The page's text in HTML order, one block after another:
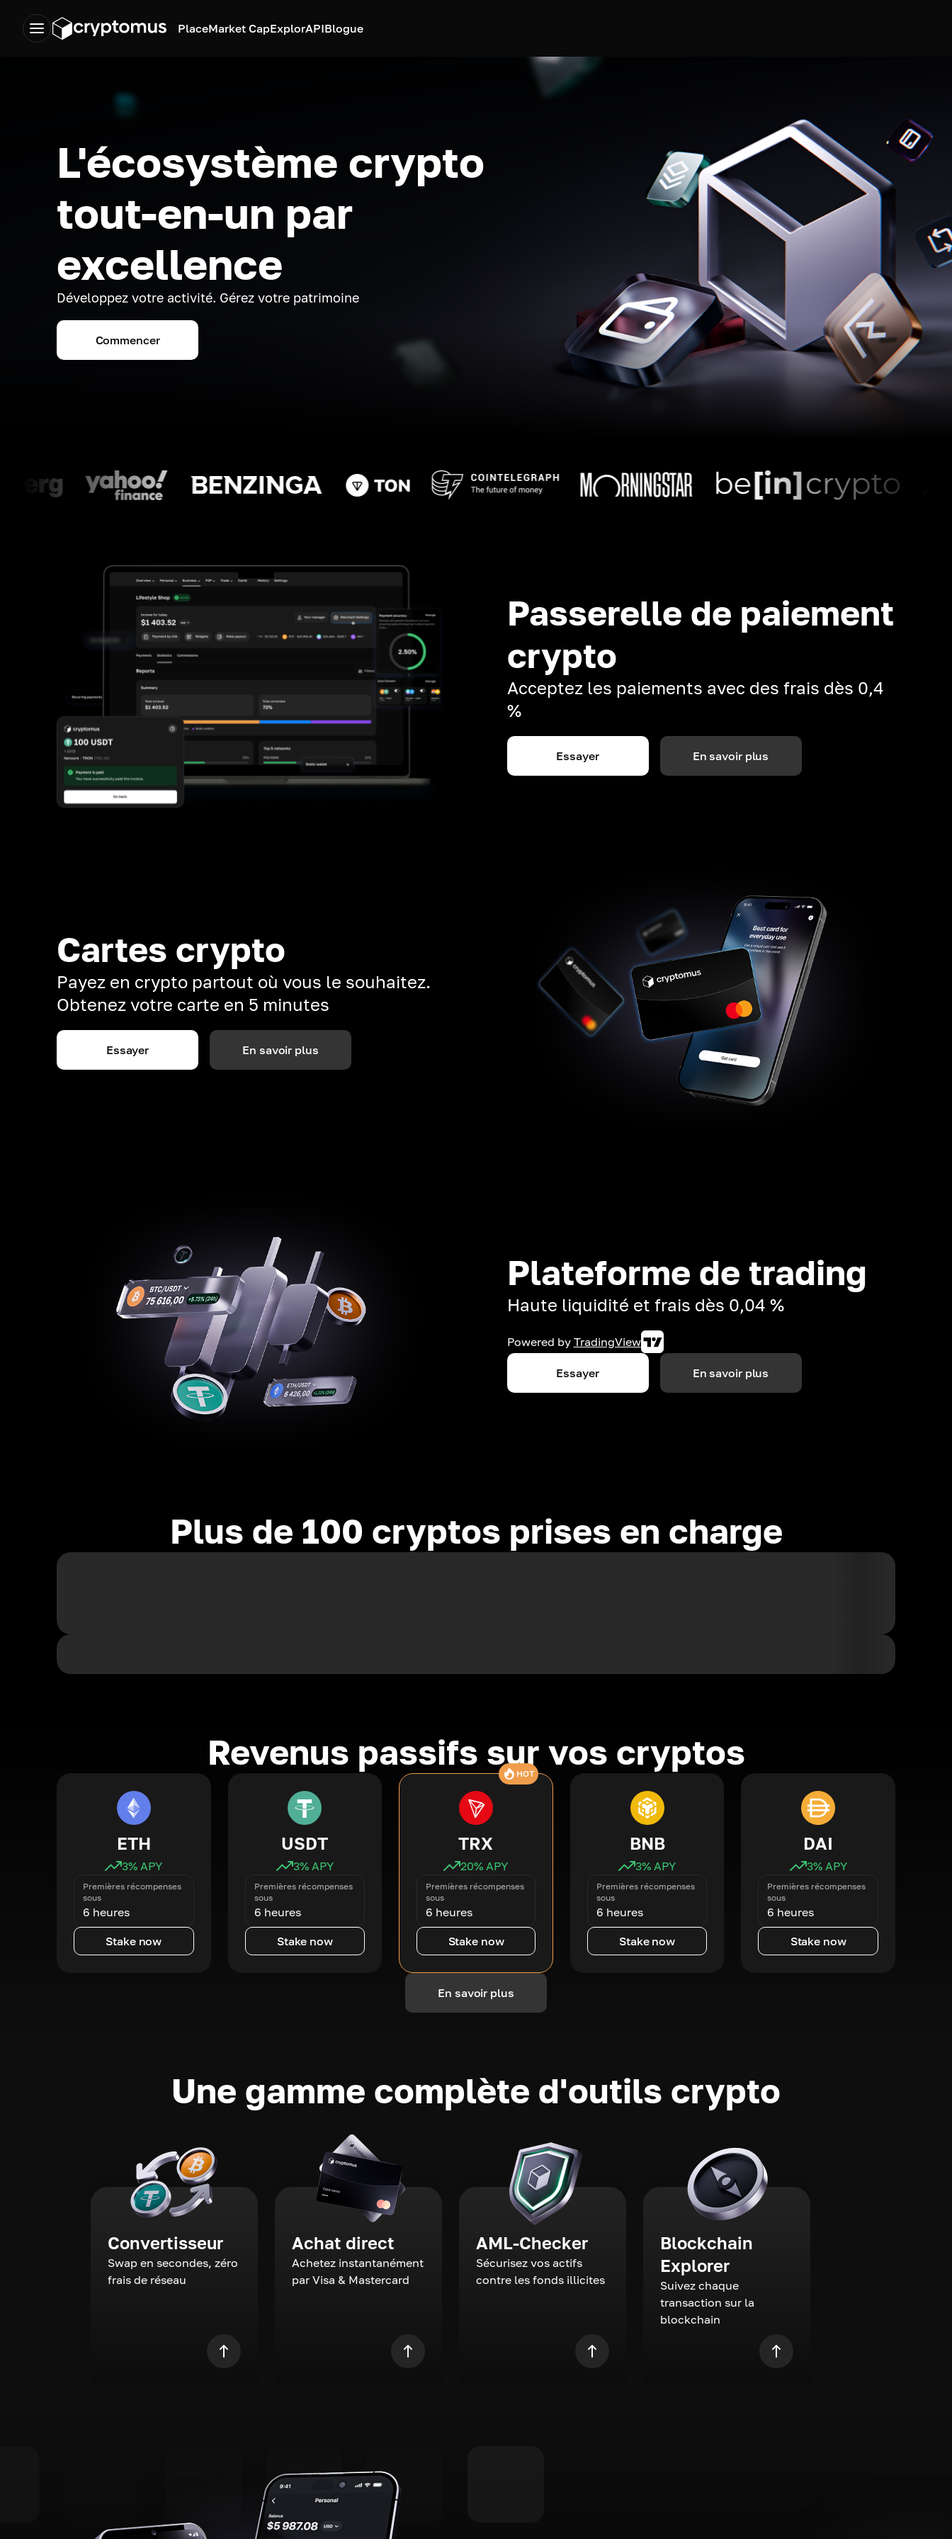
PlaceMarket CapExplorAPIBlogue
L'écosystème crypto
tout-en-un par
excellence
Développez votre activité. Gérez votre patrimoine
Commencer
Passerelle de paiement
crypto
Acceptez les paiements avec des frais dès 0,4
%
Essayer En savoir plus
Cartes crypto
Payez en crypto partout où vous le souhaitez.
Obtenez votre carte en 5 minutes
Essayer En savoir plus
Plateforme de trading
Haute liquidité et frais dès 0,04 %
Powered by TradingView
Essayer En savoir plus
Plus de 100 cryptos prises en charge
Revenus passifs sur vos cryptos
ETH
3% APY
Premières récompenses
sous
6 heures
Stake now
USDT
3% APY
Premières récompenses
sous
6 heures
Stake now
HOT
TRX
20% APY
Premières récompenses
sous
6 heures
Stake now
BNB
3% APY
Premières récompenses
sous
6 heures
Stake now
DAI
3% APY
Premières récompenses
sous
6 heures
Stake now
En savoir plus
Une gamme complète d'outils crypto
Convertisseur
Swap en secondes, zéro
frais de réseau
Achat direct
Achetez instantanément
par Visa & Mastercard
AML-Checker
Sécurisez vos actifs
contre les fonds illicites
Blockchain
Explorer
Suivez chaque
transaction sur la
blockchain